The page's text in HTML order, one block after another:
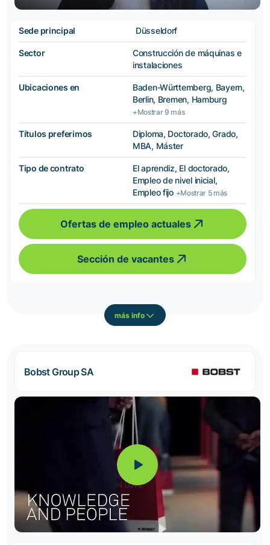
Sede principal Düsseldorf
Sector
Construcción de máquinas e
instalaciones
Ubicaciones en
Baden-Württemberg, Bayern,
Berlin, Bremen, Hamburg
+Mostrar 9 más
Títulos preferimos
Diploma, Doctorado, Grado,
MBA, Máster
Tipo de contrato
El aprendiz, El doctorado,
Empleo de nivel inicial,
Empleo fijo +Mostrar 5 más
Ofertas de empleo actuales
Sección de vacantes
más info
Bobst Group SA